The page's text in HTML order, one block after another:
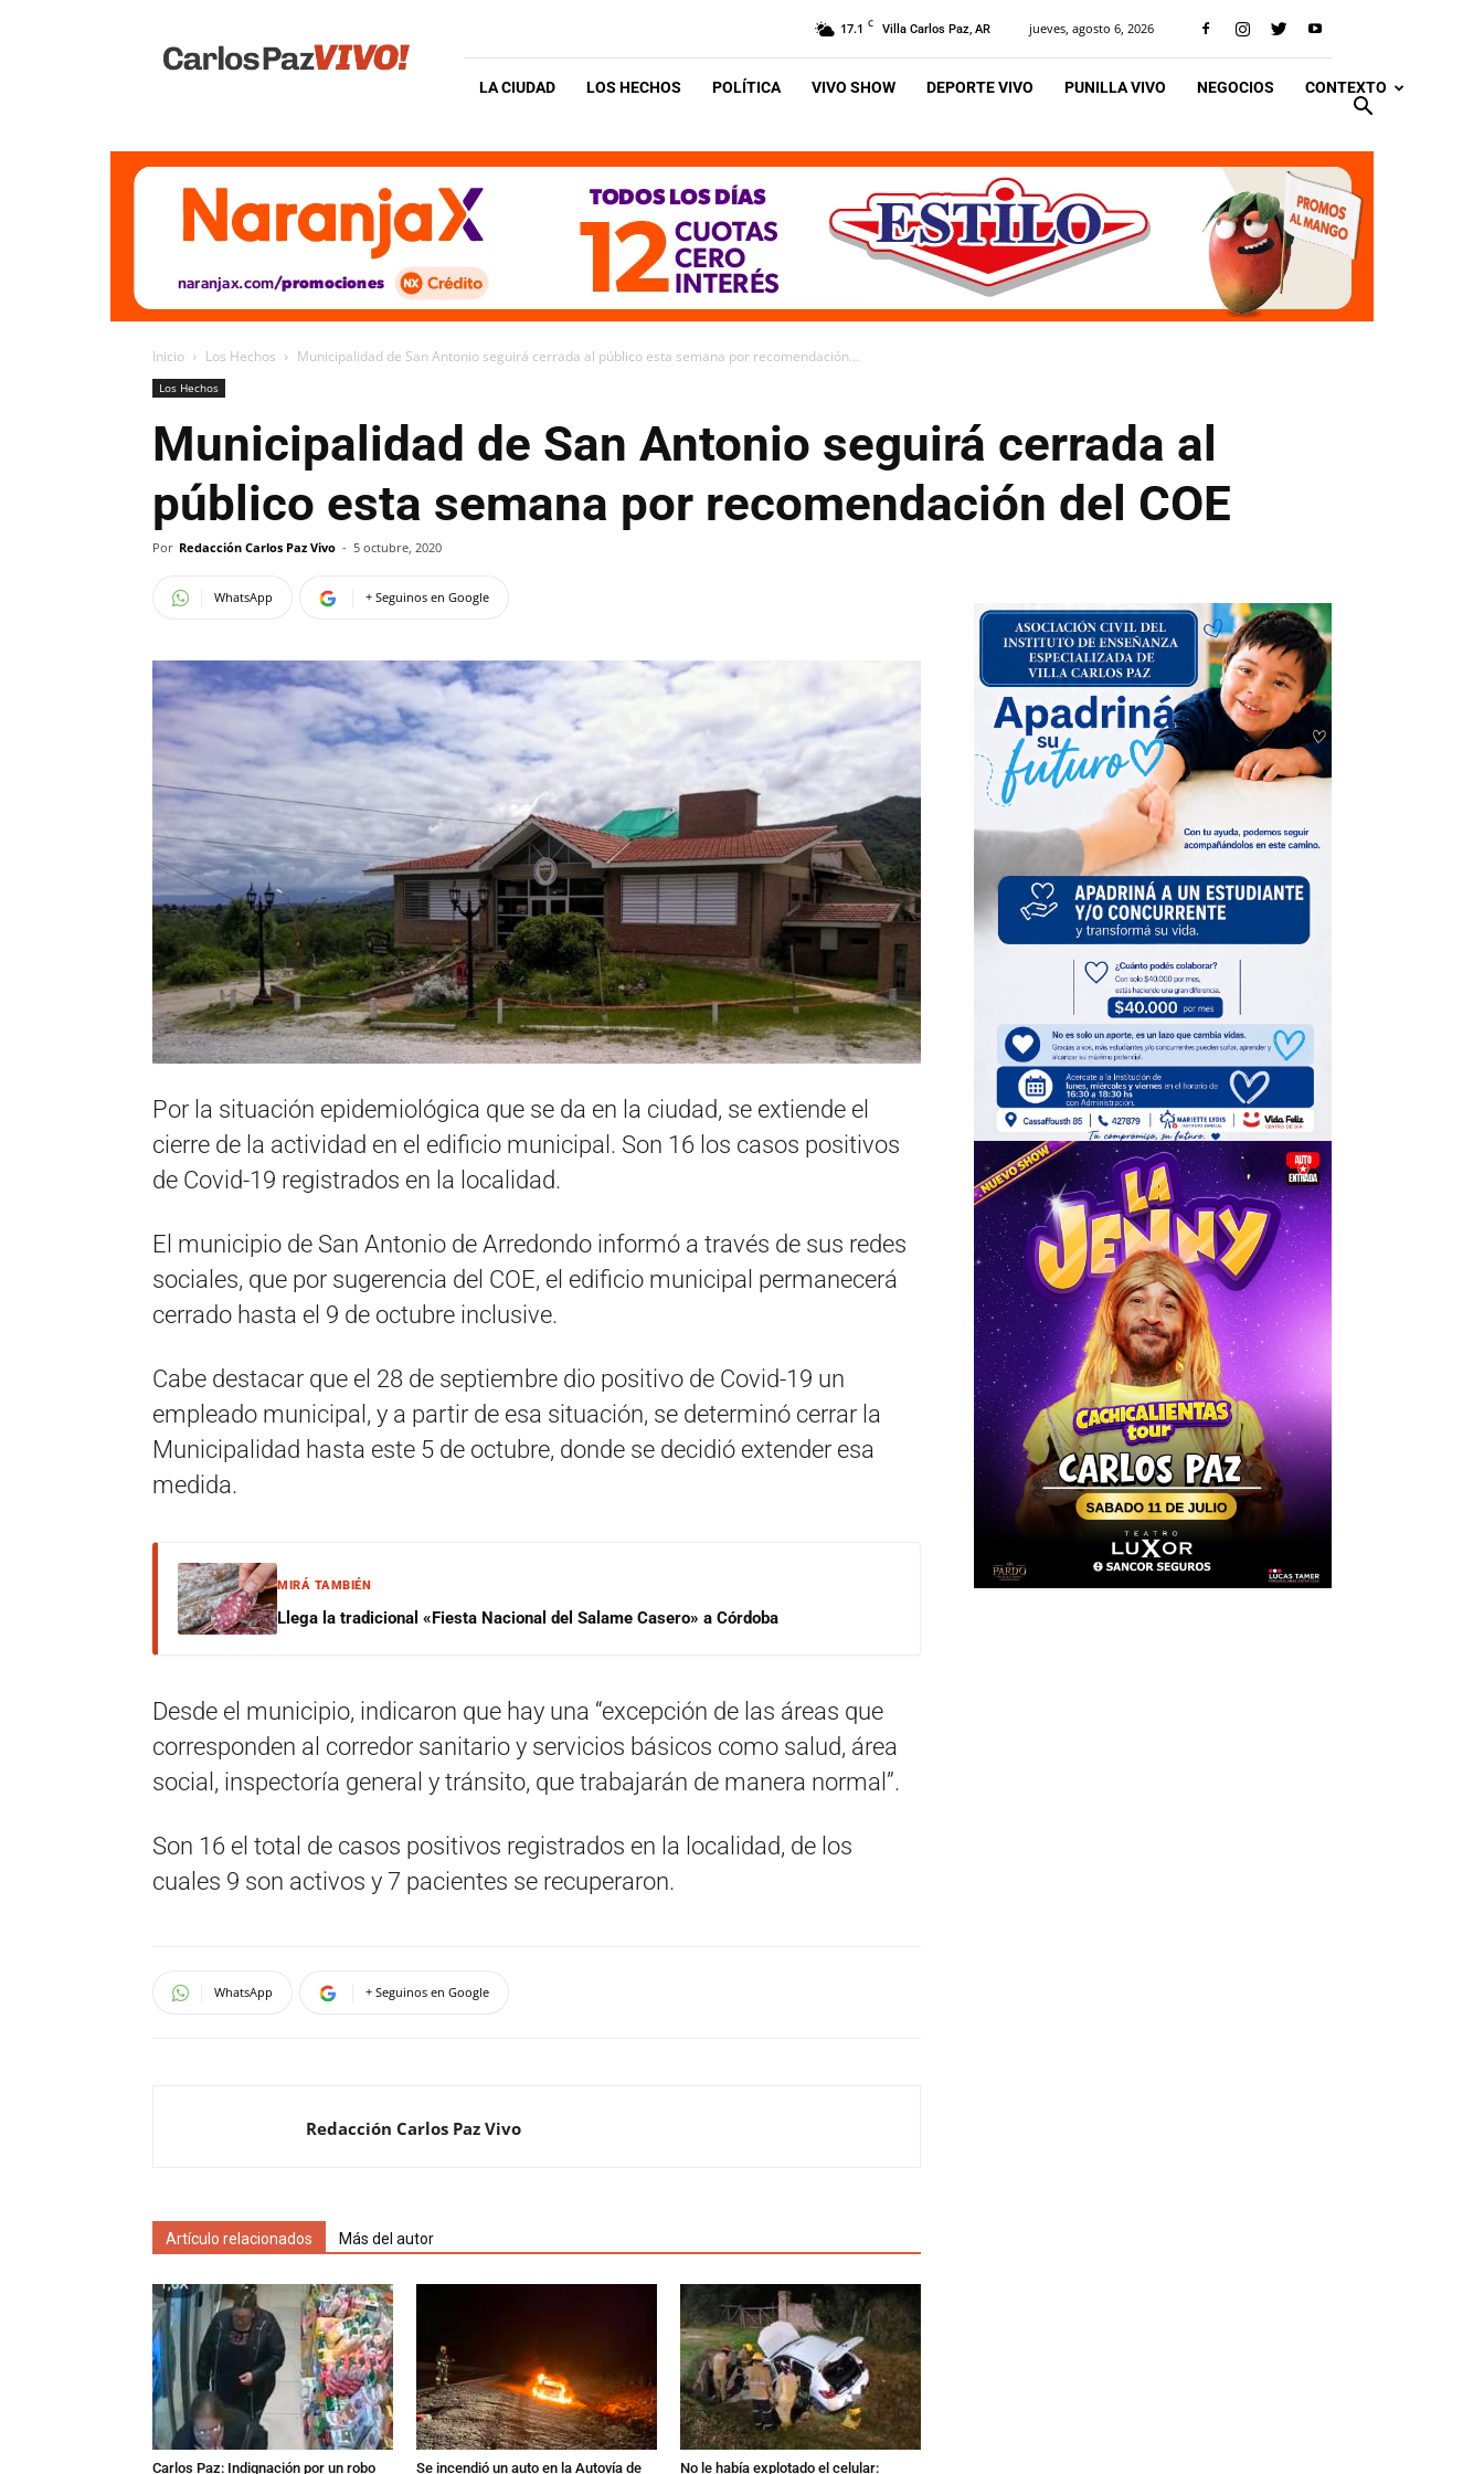
Vivo
17.1 C Villa Carlos Paz, AR jueves, agosto 6, 2026
LA CIUDAD LOS HECHOS POLÍTICA VIVO SHOW DEPORTE VIVO PUNILLA VIVO NEGOCIOS CONTEXTO
Inicio Los Hechos Municipalidad de San Antonio seguirá cerrada al público esta semana por recomendación...
Los Hechos
Municipalidad de San Antonio seguirá cerrada al
público esta semana por recomendación del COE
Por Redacción Carlos Paz Vivo - 5 octubre, 2020
WhatsApp + Seguinos en Google
Por la situación epidemiológica que se da en la ciudad, se extiende el
cierre de la actividad en el edificio municipal. Son 16 los casos positivos
de Covid-19 registrados en la localidad.
El municipio de San Antonio de Arredondo informó a través de sus redes
sociales, que por sugerencia del COE, el edificio municipal permanecerá
cerrado hasta el 9 de octubre inclusive.
Cabe destacar que el 28 de septiembre dio positivo de Covid-19 un
empleado municipal, y a partir de esa situación, se determinó cerrar la
Municipalidad hasta este 5 de octubre, donde se decidió extender esa
medida.
MIRÁ TAMBIÉN
Llega la tradicional «Fiesta Nacional del Salame Casero» a Córdoba
Desde el municipio, indicaron que hay una “excepción de las áreas que
corresponden al corredor sanitario y servicios básicos como salud, área
social, inspectoría general y tránsito, que trabajarán de manera normal”.
Son 16 el total de casos positivos registrados en la localidad, de los
cuales 9 son activos y 7 pacientes se recuperaron.
WhatsApp + Seguinos en Google
Redacción Carlos Paz Vivo
Artículo relacionados Más del autor
Carlos Paz: Indignación por un robo
Se incendió un auto en la Autovía de
No le había explotado el celular: